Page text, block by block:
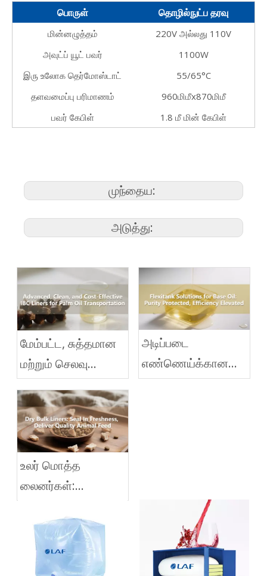
பொருள் தொழில்நுட்ப தரவு
மின்னழுத்தம்
220V அல்லது 110V
அவுட்ப் யூட் பவர்
1100W
இரு உலோக தெர்மோஸ்டாட்
55/65°C
தளவமைப்பு பரிமாணம்
960மிமீx870மிமீ
பவர் கேபிள்
1.8 மீ மின் கேபிள்
முந்தைய:
அடுத்து:
மேம்பட்ட, சுத்தமான
மற்றும் செலவு
குறைந்த: பாமாயில்
போக்குவரத்துக்கான
ஐபிசி லைனர்கள்
அடிப்படை
எண்ணெய்க்கான
Flexitank தீர்வுகள்:
உலர் மொத்த
லைனர்கள்:
முத்திரை, தரமான
விலங்கு தீவனத்தை
வழங்கவும்